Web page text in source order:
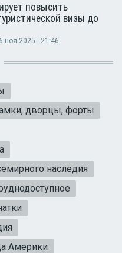
повысить
визы до
ноя 2025 - 21:46
дворцы, форты
наследия
Америки